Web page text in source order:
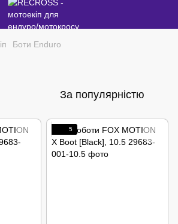
Боти Enduro
За популярністю
5